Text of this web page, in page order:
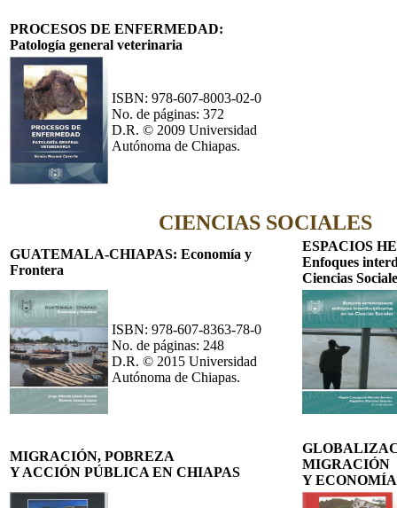
PROCESOS DE ENFERMEDAD:
Patología general veterinaria
ISBN: 978-607-8003-02-0
No. de páginas: 372
D.R. © 2009 Universidad
Autónoma de Chiapas.
CIENCIAS SOCIALES
GUATEMALA-CHIAPAS: Economía y
Frontera
ESPACIOS
Enfoques
Ciencias
ISBN: 978-607-8363-78-0
No. de páginas: 248
D.R. © 2015 Universidad
Autónoma de Chiapas.
MIGRACIÓN, POBREZA
Y ACCIÓN PÚBLICA EN CHIAPAS
MIGRACIÓN
Y